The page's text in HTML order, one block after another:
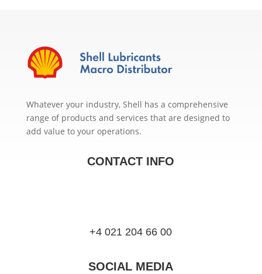
Whatever your industry, Shell has a comprehensive
range of products and services that are designed to
add value to your operations.
CONTACT INFO
+4 021 204 66 00
SOCIAL MEDIA